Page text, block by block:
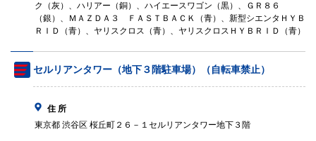
ク（灰）、ハリアー（銅）、ハイエースワゴン（黒）、ＧＲ８６
（銀）、ＭＡＺＤＡ３ ＦＡＳＴＢＡＣＫ（青）、新型シエンタＨＹＢ
ＲＩＤ（青）、ヤリスクロス（青）、ヤリスクロスＨＹＢＲＩＤ（青）
セルリアンタワー（地下３階駐車場）（自転車禁止）
住 所
東京都 渋谷区 桜丘町２６－１セルリアンタワー地下３階